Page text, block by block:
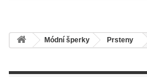
Módní šperky Prsteny